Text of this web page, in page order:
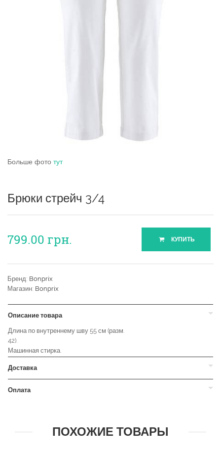
Больше фото тут
Брюки стрейч 3/4
799.00 грн. КУПИТЬ
Бренд: Bonprix
Магазин: Bonprix
Описание товара
Длина по внутреннему шву 55 см (разм.
42).
Машинная стирка.
Доставка
Оплата
ПОХОЖИЕ ТОВАРЫ